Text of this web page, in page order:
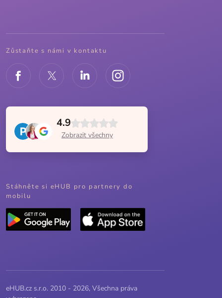
Zůstaňte s námi v kontaktu
4.9
Zobrazit všechny
Stáhněte si eHUB pro partnery do
mobilu
eHUB.cz s.r.o. 2010 - 2026, Všechna práva